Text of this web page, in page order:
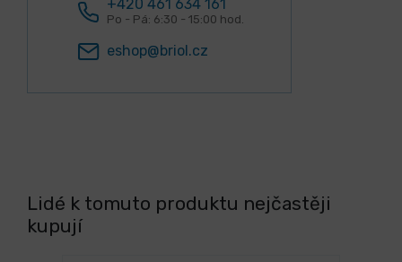
+420 461 634 161
Po - Pá: 6:30 - 15:00 hod.
eshop@briol.cz
Lidé k tomuto produktu nejčastěji
kupují